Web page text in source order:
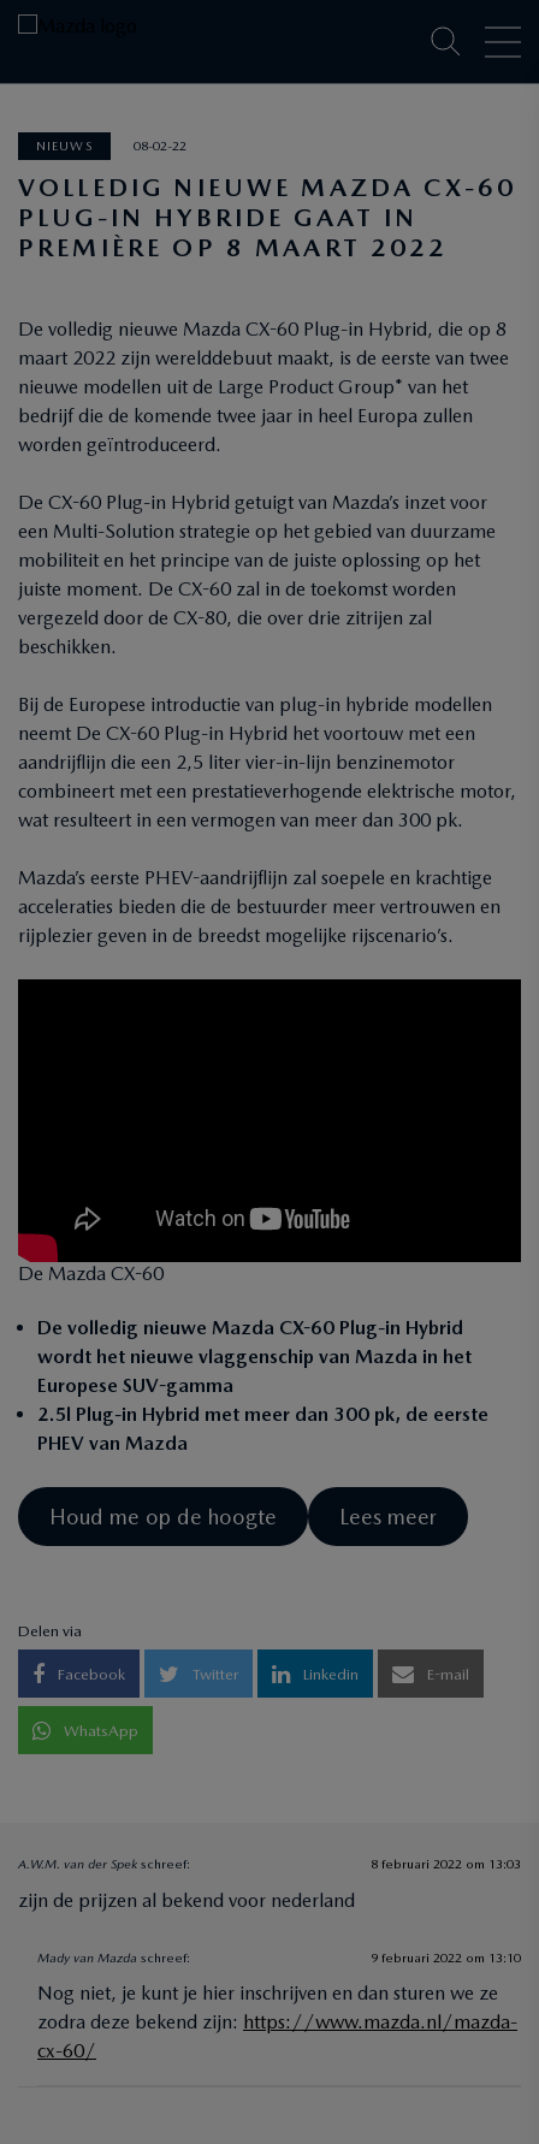
NIEUWS 08-02-22
VOLLEDIG NIEUWE MAZDA CX-60
PLUG-IN HYBRIDE GAAT IN
PREMIÈRE OP 8 MAART 2022
De volledig nieuwe Mazda CX-60 Plug-in Hybrid, die op 8
maart 2022 zijn werelddebuut maakt, is de eerste van twee
nieuwe modellen uit de Large Product Group* van het
bedrijf die de komende twee jaar in heel Europa zullen
worden geïntroduceerd.
De CX-60 Plug-in Hybrid getuigt van Mazda’s inzet voor
een Multi-Solution strategie op het gebied van duurzame
mobiliteit en het principe van de juiste oplossing op het
juiste moment. De CX-60 zal in de toekomst worden
vergezeld door de CX-80, die over drie zitrijen zal
beschikken.
Bij de Europese introductie van plug-in hybride modellen
neemt De CX-60 Plug-in Hybrid het voortouw met een
aandrijflijn die een 2,5 liter vier-in-lijn benzinemotor
combineert met een prestatieverhogende elektrische motor,
wat resulteert in een vermogen van meer dan 300 pk.
Mazda’s eerste PHEV-aandrijflijn zal soepele en krachtige
acceleraties bieden die de bestuurder meer vertrouwen en
rijplezier geven in de breedst mogelijke rijscenario’s.
De Mazda CX-60
De volledig nieuwe Mazda CX-60 Plug-in Hybrid
wordt het nieuwe vlaggenschip van Mazda in het
Europese SUV-gamma
2.5l Plug-in Hybrid met meer dan 300 pk, de eerste
PHEV van Mazda
Houd me op de hoogte Lees meer
Delen via
Facebook Twitter Linkedin E-mail
WhatsApp
A.W.M. van der Spek schreef: 8 februari 2022 om 13:03
zijn de prijzen al bekend voor nederland
Mady van Mazda schreef: 9 februari 2022 om 13:10
Nog niet, je kunt je hier inschrijven en dan sturen we ze
zodra deze bekend zijn: https://www.mazda.nl/mazda-
cx-60/